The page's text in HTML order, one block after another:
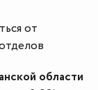
от
области